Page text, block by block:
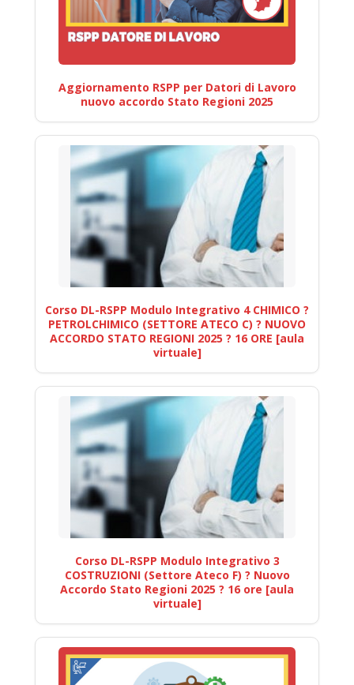
Aggiornamento RSPP per Datori di Lavoro
nuovo accordo Stato Regioni 2025
Corso DL-RSPP Modulo Integrativo 4 CHIMICO ?
PETROLCHIMICO (SETTORE ATECO C) ? NUOVO
ACCORDO STATO REGIONI 2025 ? 16 ORE [aula
virtuale]
Corso DL-RSPP Modulo Integrativo 3
COSTRUZIONI (Settore Ateco F) ? Nuovo
Accordo Stato Regioni 2025 ? 16 ore [aula
virtuale]